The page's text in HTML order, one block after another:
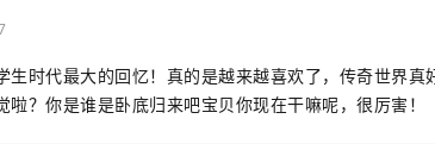
生时代最大的回忆！真的是越来越喜欢了，传奇世界
？你是谁是卧底归来吧宝贝你现在干嘛呢，很厉害！